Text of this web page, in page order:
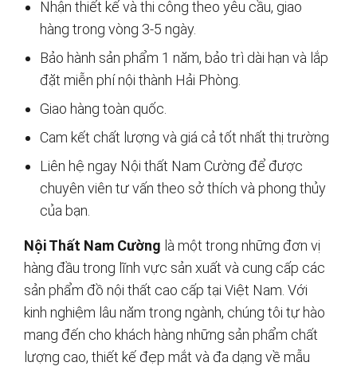
Nhận thiết kế và thi công theo yêu cầu, giao
hàng trong vòng 3-5 ngày.
Bảo hành sản phẩm 1 năm, bảo trì dài hạn và lắp
đặt miễn phí nội thành Hải Phòng.
Giao hàng toàn quốc.
Cam kết chất lượng và giá cả tốt nhất thị trường
Liên hệ ngay Nội thất Nam Cường để được
chuyên viên tư vấn theo sở thích và phong thủy
của bạn.
Nội Thất Nam Cường là một trong những đơn vị
hàng đầu trong lĩnh vực sản xuất và cung cấp các
sản phẩm đồ nội thất cao cấp tại Việt Nam. Với
kinh nghiệm lâu năm trong ngành, chúng tôi tự hào
mang đến cho khách hàng những sản phẩm chất
lượng cao, thiết kế đẹp mắt và đa dạng về mẫu